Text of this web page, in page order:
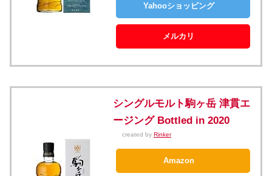
Yahooショッピング
メルカリ
シングルモルト駒ヶ岳 津貫エ
ージング Bottled in 2020
created by Rinker
Amazon